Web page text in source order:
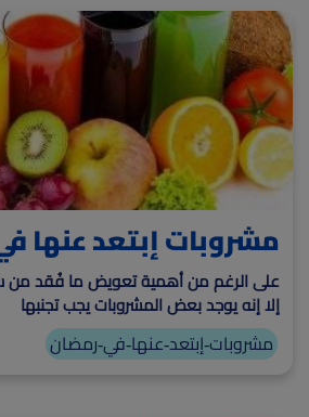
مشروبات إبتعد عنها
على الرغم من أهمية تعويض ما فُقد من
إلا إنه يوجد بعض المشروبات يجب تجنبها
مشروبات-إبتعد-عنها-في-رمضان